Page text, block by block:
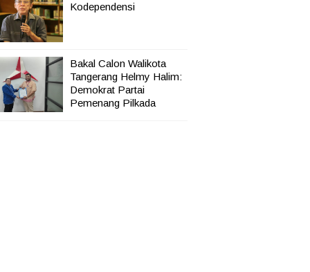
Kodependensi
Bakal Calon Walikota
Tangerang Helmy Halim:
Demokrat Partai
Pemenang Pilkada